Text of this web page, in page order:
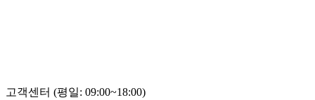
고객센터 (평일: 09:00~18:00)